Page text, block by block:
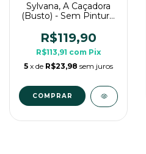
Sylvana, A Caçadora
(Busto) - Sem Pintura,
R$119,90
R$113,91 com Pix
5 x de R$23,98 sem juros